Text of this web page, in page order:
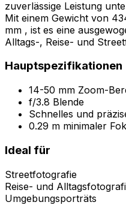
zuverlässige Leistung
Mit einem Gewicht von
mm , ist es eine
Alltags-, Reise- und
Hauptspezifikationen
14-50 mm Zoom-
f/3.8 Blende
Schnelles und
0.29 m minimaler
Ideal für
Streetfotografie
Reise- und
Umgebungsporträts